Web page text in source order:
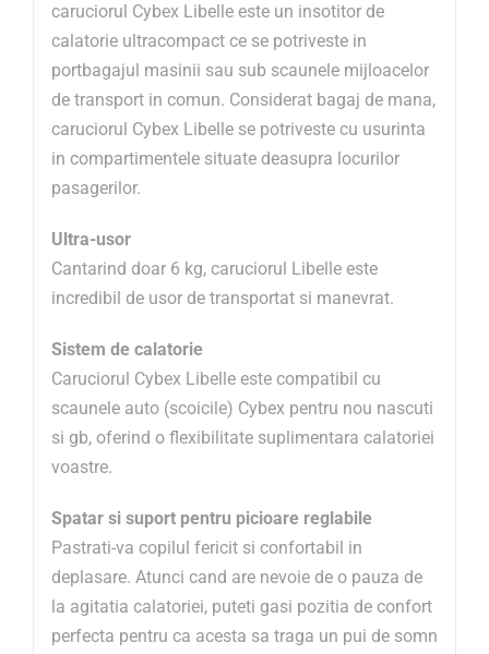
caruciorul Cybex Libelle este un insotitor de
calatorie ultracompact ce se potriveste in
portbagajul masinii sau sub scaunele mijloacelor
de transport in comun. Considerat bagaj de mana,
caruciorul Cybex Libelle se potriveste cu usurinta
in compartimentele situate deasupra locurilor
pasagerilor.
Ultra-usor
Cantarind doar 6 kg, caruciorul Libelle este
incredibil de usor de transportat si manevrat.
Sistem de calatorie
Caruciorul Cybex Libelle este compatibil cu
scaunele auto (scoicile) Cybex pentru nou nascuti
si gb, oferind o flexibilitate suplimentara calatoriei
voastre.
Spatar si suport pentru picioare reglabile
Pastrati-va copilul fericit si confortabil in
deplasare. Atunci cand are nevoie de o pauza de
la agitatia calatoriei, puteti gasi pozitia de confort
perfecta pentru ca acesta sa traga un pui de somn